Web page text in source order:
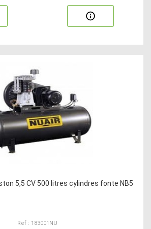
5,5 CV 500 litres cylindres fonte NB5
Ref : 183001NU